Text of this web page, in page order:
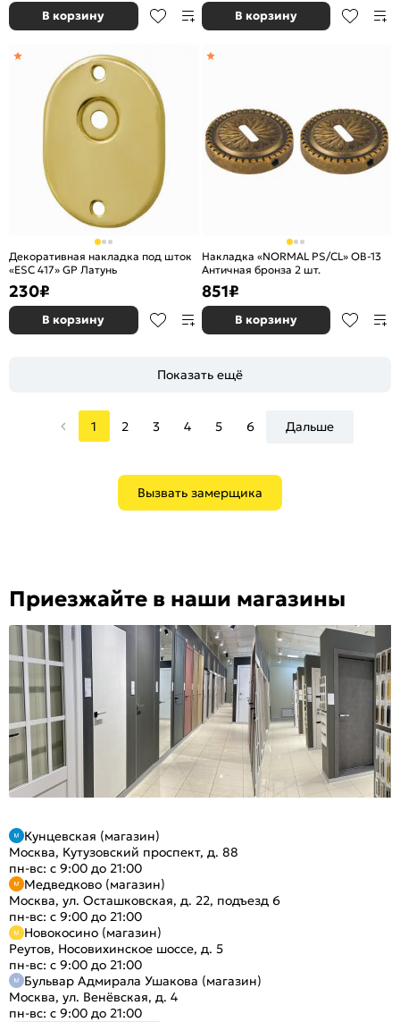
В корзину В корзину
Декоративная накладка под шток
«ESC 417» GP Латунь
230₽
В корзину
Накладка «NORMAL PS/CL» OB-13
Античная бронза 2 шт.
851₽
В корзину
Показать ещё
1 2 3 4 5 6 Дальше
Вызвать замерщика
Приезжайте в наши магазины
Кунцевская (магазин)
Москва, Кутузовский проспект, д. 88
пн-вс: с 9:00 до 21:00
Медведково (магазин)
Москва, ул. Осташковская, д. 22, подъезд 6
пн-вс: с 9:00 до 21:00
Новокосино (магазин)
Реутов, Носовихинское шоссе, д. 5
пн-вс: с 9:00 до 21:00
Бульвар Адмирала Ушакова (магазин)
Москва, ул. Венёвская, д. 4
пн-вс: с 9:00 до 21:00